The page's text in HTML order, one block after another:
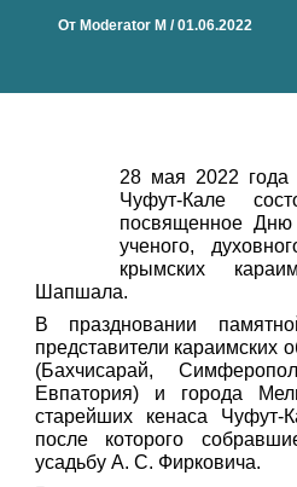
От Moderator M /01.06.2022
28 мая 2022
Чуфут-Кале
посвященное
ученого,
крымских
Шапшала.
В праздновании
представители караимских
(Бахчисарай,
Евпатория) и города
старейших кенаса Чуфут-
после которого
усадьбу А. С. Фирковича.